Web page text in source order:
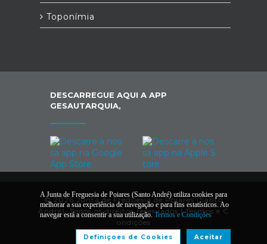
Toponímia
DESCARREGUE AQUI A APP
GESAUTARQUIA,
© 2026 Junta de Freguesia de Poiares (Santo
André). Todos os direitos reservados |Termos e C
ondições
A Junta de Freguesia de Poiares (Santo André) utiliza cookies para
melhorar a sua experiência de navegação e para fins estatísticos. Ao
navegar está a consentir a sua utilização.Termos e Condições
Aceitar
Definiçoes de Cookies